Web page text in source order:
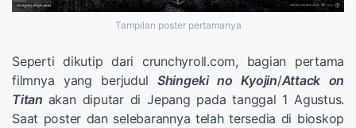
Tampilan poster pertamanya
Seperti dikutip dari crunchyroll.com, bagian pertama
filmnya yang berjudul Shingeki no Kyojin/Attack on
Titan akan diputar di Jepang pada tanggal 1 Agustus.
Saat poster dan selebarannya telah tersedia di bioskop